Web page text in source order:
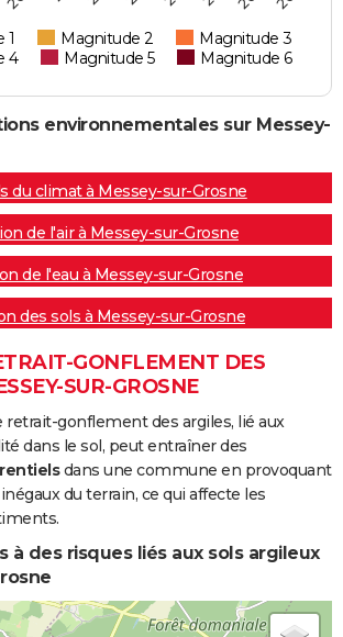
1 Magnitude 2
Magnitude 3
4
Magnitude 5 Magnitude 6
environnementales sur Messey-
du climat à Messey-sur-Grosne
de l'air à Messey-sur-Grosne
de l'eau à Messey-sur-Grosne
des sols à Messey-sur-Grosne
GONFLEMENT DES
SUR-GROSNE
gonflement des argiles, lié aux
dans le sol, peut entraîner des
dans une commune en provoquant
du terrain, ce qui affecte les
à des risques liés aux sols argileux